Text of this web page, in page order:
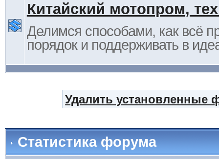
Китайский мотопром,
Делимся способами, как всё
порядок и поддерживать в
Удалить установленные
Статистика форума